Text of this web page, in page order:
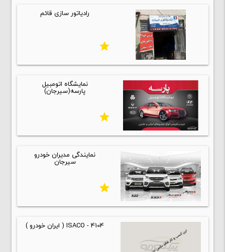
رادیاتور سازی قائم
star
نمایشگاه اتومبیل
پارسه(سیرجان)
star
نمایندگی مدیران خودرو
سیرجان
star
ISACO - 4104 ( ایران خودرو )